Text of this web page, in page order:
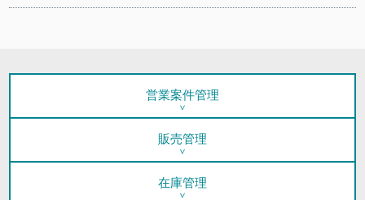
営業案件管理
販売管理
在庫管理